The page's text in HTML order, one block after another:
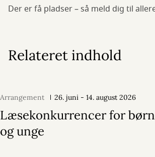
Der er få pladser – så meld dig til
Relateret indhold
Arrangement 26. juni - 14. august 2026
Læsekonkurrencer for børn
og unge